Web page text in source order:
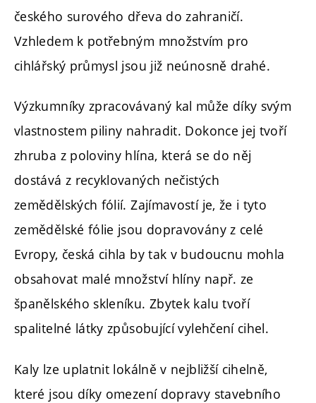
českého surového dřeva do zahraničí.
Vzhledem k potřebným množstvím pro
cihlářský průmysl jsou již neúnosně drahé.
Výzkumníky zpracovávaný kal může díky svým
vlastnostem piliny nahradit. Dokonce jej tvoří
zhruba z poloviny hlína, která se do něj
dostává z recyklovaných nečistých
zemědělských fólií. Zajímavostí je, že i tyto
zemědělské fólie jsou dopravovány z celé
Evropy, česká cihla by tak v budoucnu mohla
obsahovat malé množství hlíny např. ze
španělského skleníku. Zbytek kalu tvoří
spalitelné látky způsobující vylehčení cihel.
Kaly lze uplatnit lokálně v nejbližší cihelně,
které jsou díky omezení dopravy stavebního